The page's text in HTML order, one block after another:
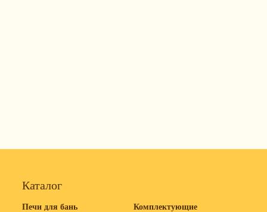
Каталог
Печи для бань
Комплектующие